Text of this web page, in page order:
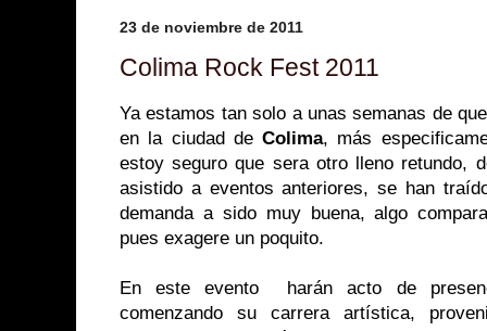
23 de noviembre de 2011
Colima Rock Fest 2011
Ya estamos tan solo a unas semanas de
en la ciudad deColima, más
estoy seguro que sera otro lleno retundo,
asistido a eventos anteriores, se han
demanda a sido muy buena, algo
pues exagere un poquito.
En este evento harán acto de
comenzando su carrera artística,